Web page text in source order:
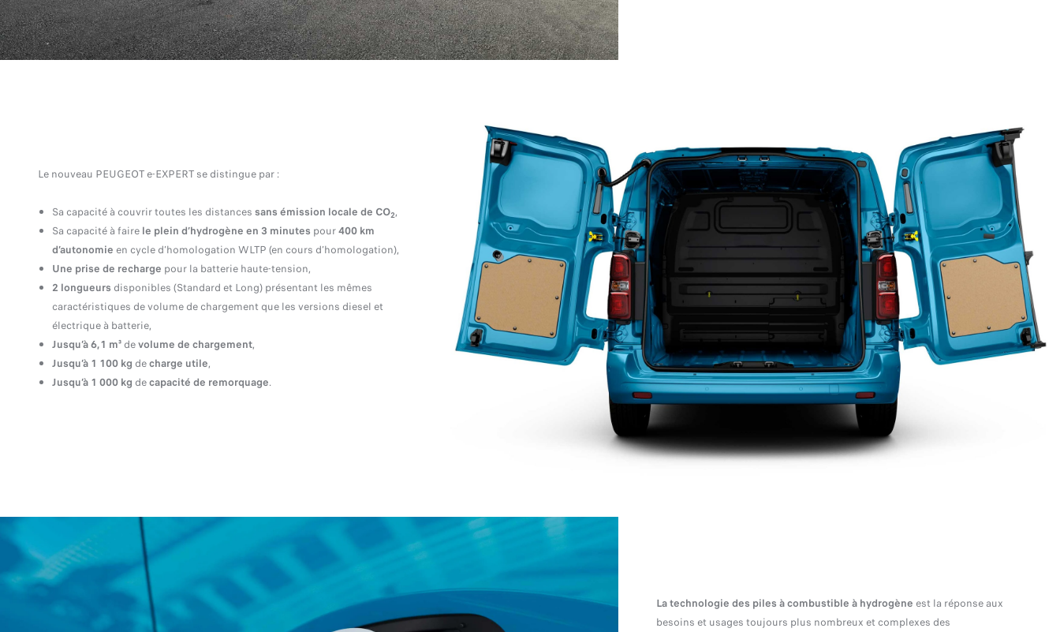
Le nouveau PEUGEOT e-EXPERT se distingue par :
Sa capacité à couvrir toutes les distances sans émission locale de CO2,
Sa capacité à faire le plein d’hydrogène en 3 minutes pour400 km
d’autonomie en cycle d’homologation WLTP (en cours d’homologation),
Une prise de recharge pour la batterie haute-tension,
2 longueurs disponibles (Standard et Long) présentant les mêmes
caractéristiques de volume de chargement que les versions diesel et
électrique à batterie,
Jusqu’à 6,1 m³ devolume de chargement,
Jusqu’à 1 100 kg decharge utile,
Jusqu’à 1 000 kg decapacité de remorquage.
La technologie des piles à combustible à hydrogène est la réponse aux
besoins et usages toujours plus nombreux et complexes des